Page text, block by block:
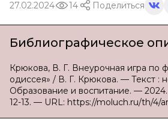
27.02.2024 14 Поделиться
Библиографическое
Крюкова, В. Г. Внеурочная игра по
одиссея» / В. Г. Крюкова. — Текст :
Образование и воспитание. —
12-13. — URL: https://moluch.ru/th/4/